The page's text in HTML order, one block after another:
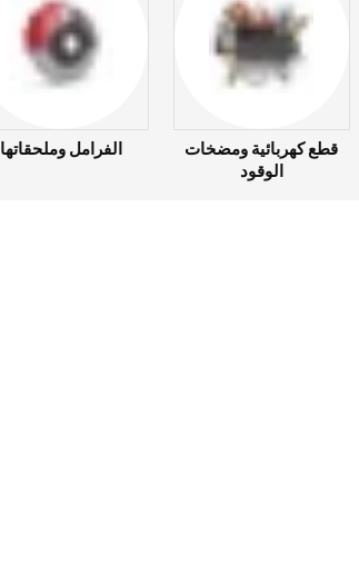
الفرامل وملحقاتها
قطع كهربائية ومضخات
الوقود